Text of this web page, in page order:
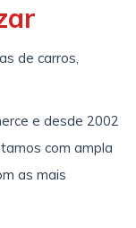
de carros,
e desde 2002
com ampla
as mais